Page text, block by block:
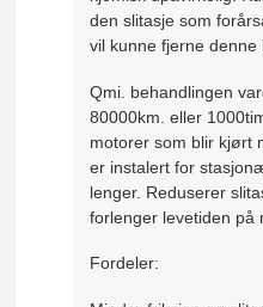
den slitasje som
vil kunne fjerne denne
Qmi. behandlingen
80000km. eller
motorer som blir kjørt
er instalert for
lenger. Reduserer
forlenger levetiden på
Fordeler: